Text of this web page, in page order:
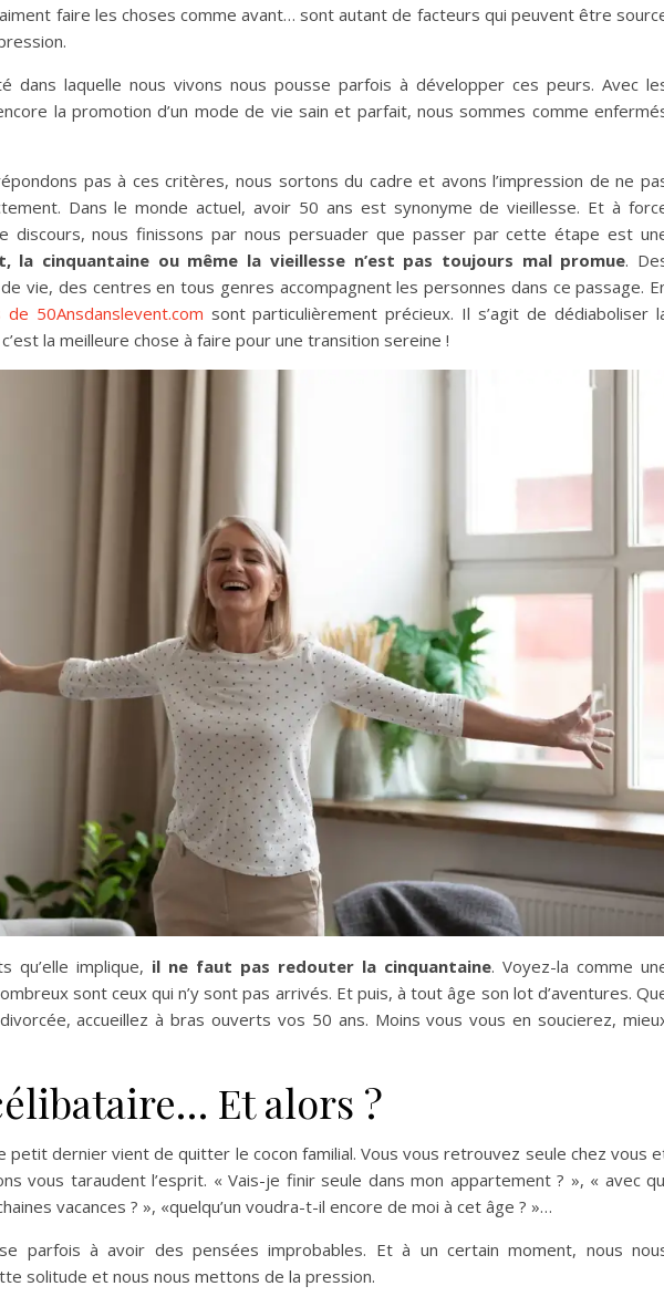
faire les choses comme avant… sont autant de facteurs qui peuvent être
dans laquelle nous vivons nous pousse parfois à développer ces peurs. Avec
la promotion d’un mode de vie sain et parfait, nous sommes comme
pas à ces critères, nous sortons du cadre et avons l’impression de ne
Dans le monde actuel, avoir 50 ans est synonyme de vieillesse. Et à
discours, nous finissons par nous persuader que passer par cette étape est
la cinquantaine ou même la vieillesse n’est pas toujours mal promue.
vie, des centres en tous genres accompagnent les personnes dans ce passage.
de 50Ansdanslevent.com sont particulièrement précieux. Il s’agit de dédiaboliser
la meilleure chose à faire pour une transition sereine !
qu’elle implique, il ne faut pas redouter la cinquantaine. Voyez-la comme
sont ceux qui n’y sont pas arrivés. Et puis, à tout âge son lot d’aventures.
accueillez à bras ouverts vos 50 ans. Moins vous vous en soucierez,
Et alors ?
petit dernier vient de quitter le cocon familial. Vous vous retrouvez seule chez vous
vous taraudent l’esprit. « Vais-je finir seule dans mon appartement ? », « avec
vacances ? », «quelqu’un voudra-t-il encore de moi à cet âge ? »…
parfois à avoir des pensées improbables. Et à un certain moment, nous
solitude et nous nous mettons de la pression.